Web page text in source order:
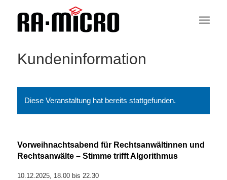
Kundeninformation
Diese Veranstaltung hat bereits stattgefunden.
Vorweihnachtsabend für Rechtsanwältinnen und
Rechtsanwälte – Stimme trifft Algorithmus
10.12.2025, 18.00bis 22.30